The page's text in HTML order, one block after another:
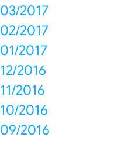
03/2017
02/2017
01/2017
12/2016
11/2016
10/2016
09/2016